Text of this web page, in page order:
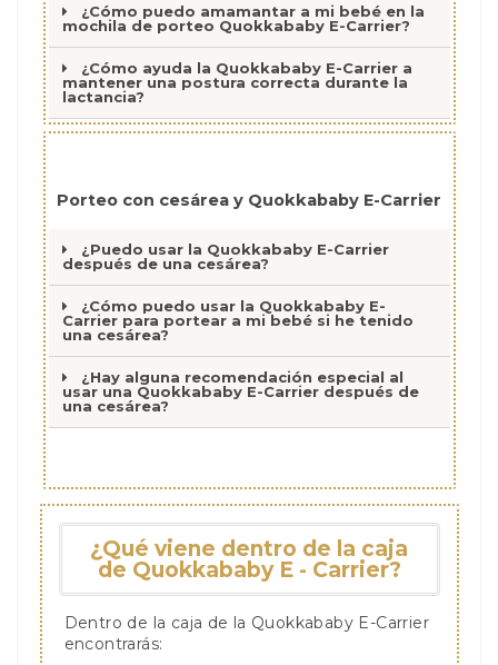
¿Cómo puedo amamantar a mi bebé en la
mochila de porteo Quokkababy E-Carrier?
¿Cómo ayuda la Quokkababy E-Carrier a
mantener una postura correcta durante la
lactancia?
Porteo con cesárea y Quokkababy E-Carrier
¿Puedo usar la Quokkababy E-Carrier
después de una cesárea?
¿Cómo puedo usar la Quokkababy E-
Carrier para portear a mi bebé si he tenido
una cesárea?
¿Hay alguna recomendación especial al
usar una Quokkababy E-Carrier después de
una cesárea?
¿Qué viene dentro de la caja
de Quokkababy E - Carrier?
Dentro de la caja de la Quokkababy E-Carrier
encontrarás: